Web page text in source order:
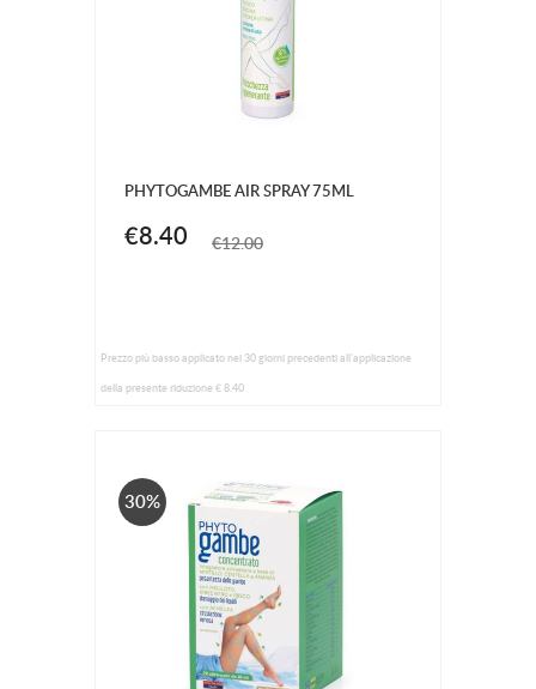
PHYTOGAMBE AIR SPRAY 75ML
€8.40 €12.00
Prezzo più basso applicato nei 30 giorni precedenti all'applicazione
della presente riduzione € 8.40
30%